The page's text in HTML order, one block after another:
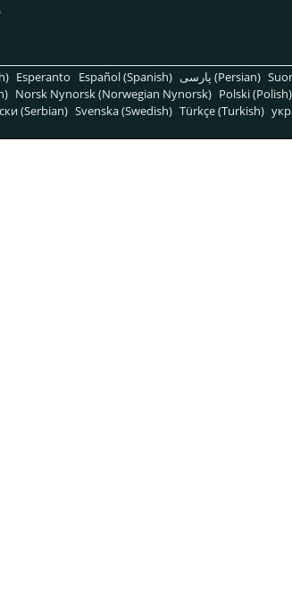
Esperanto Español (Spanish) پارسی (Persian)
Norsk Nynorsk (Norwegian Nynorsk) Polski (Polish)
(Serbian) Svenska (Swedish) Türkçe (Turkish)